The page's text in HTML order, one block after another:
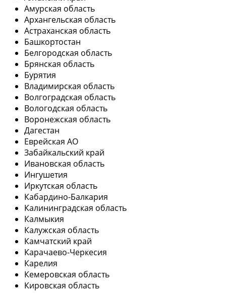
Амурская область
Архангельская область
Астраханская область
Башкортостан
Белгородская область
Брянская область
Бурятия
Владимирская область
Волгоградская область
Вологодская область
Воронежская область
Дагестан
Еврейская АО
Забайкальский край
Ивановская область
Ингушетия
Иркутская область
Кабардино-Балкария
Калининградская область
Калмыкия
Калужская область
Камчатский край
Карачаево-Черкесия
Карелия
Кемеровская область
Кировская область